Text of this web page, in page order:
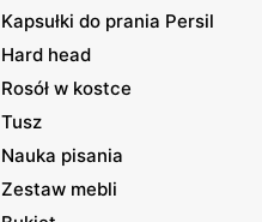
Kapsułki do prania Persil
Hard head
Rosół w kostce
Tusz
Nauka pisania
Zestaw mebli